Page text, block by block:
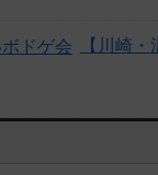
【川崎・